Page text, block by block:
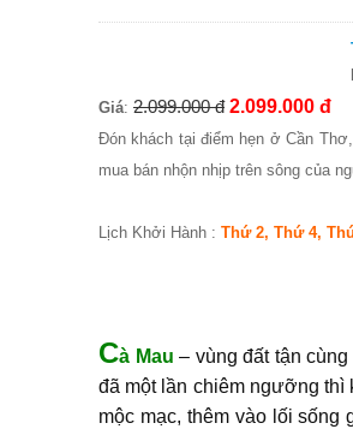
Giá: 2.099.000 đ 2.099.000 đ
Đón khách tại điểm hẹn ở Cần
mua bán nhộn nhịp trên sông của
Lịch Khởi Hành : Thứ 2, Thứ 4,
Cà Mau – vùng đất tận
đã một lần chiêm ngưỡng thì
mộc mạc, thêm vào lối